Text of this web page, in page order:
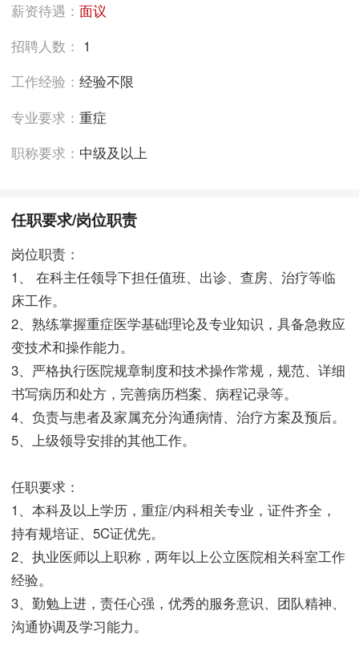
薪资待遇：面议
招聘人数： 1
工作经验：经验不限
专业要求：重症
职称要求： 中级及以上
任职要求/岗位职责
岗位职责：
1、 在科主任领导下担任值班、出诊、查房、治疗等临
床工作。
2、熟练掌握重症医学基础理论及专业知识，具备急救应
变技术和操作能力。
3、严格执行医院规章制度和技术操作常规，规范、详细
书写病历和处方，完善病历档案、病程记录等。
4、负责与患者及家属充分沟通病情、治疗方案及预后。
5、上级领导安排的其他工作。
任职要求：
1、本科及以上学历，重症/内科相关专业，证件齐全，
持有规培证、5C证优先。
2、执业医师以上职称，两年以上公立医院相关科室工作
经验。
3、勤勉上进，责任心强，优秀的服务意识、团队精神、
沟通协调及学习能力。